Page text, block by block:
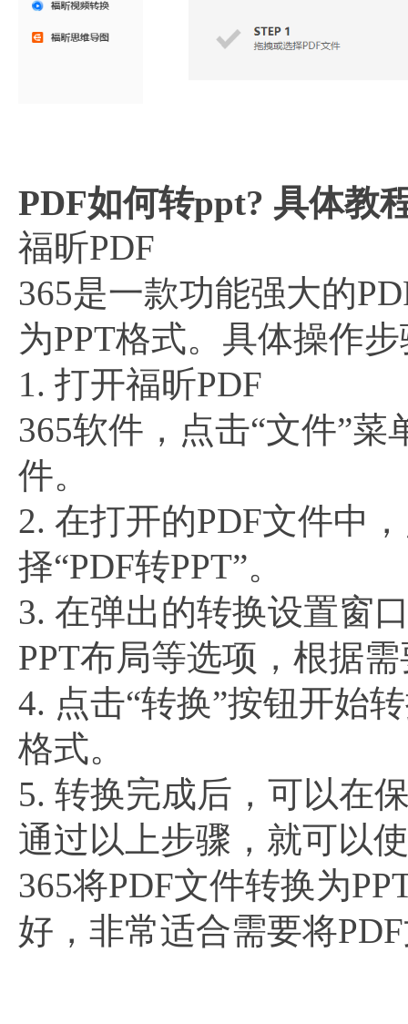
PDF如何转ppt? 具体教
福昕PDF
365是一款功能强大的
为PPT格式。具体操作
1. 打开福昕PDF
365软件，点击“文件”
件。
2. 在打开的PDF文件中
择“PDF转PPT”。
3. 在弹出的转换设置窗
PPT布局等选项，根据
4. 点击“转换”按钮开始
格式。
5. 转换完成后，可以在
通过以上步骤，就可以
365将PDF文件转换为
好，非常适合需要将